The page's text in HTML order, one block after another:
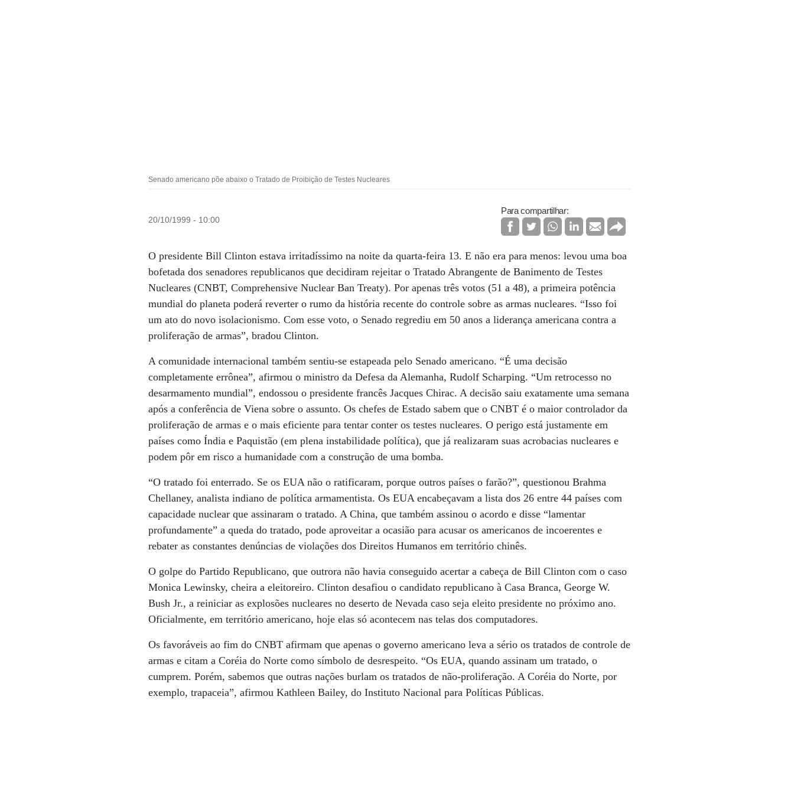
Senado americano põe abaixo o Tratado de Proibição de Testes Nucleares
20/10/1999 - 10:00
Para compartilhar:
O presidente Bill Clinton estava irritadíssimo na noite da quarta-feira 13. E não era para menos: levou uma boa
bofetada dos senadores republicanos que decidiram rejeitar o Tratado Abrangente de Banimento de Testes
Nucleares (CNBT, Comprehensive Nuclear Ban Treaty). Por apenas três votos (51 a 48), a primeira potência
mundial do planeta poderá reverter o rumo da história recente do controle sobre as armas nucleares. “Isso foi
um ato do novo isolacionismo. Com esse voto, o Senado regrediu em 50 anos a liderança americana contra a
proliferação de armas”, bradou Clinton.
A comunidade internacional também sentiu-se estapeada pelo Senado americano. “É uma decisão
completamente errônea”, afirmou o ministro da Defesa da Alemanha, Rudolf Scharping. “Um retrocesso no
desarmamento mundial”, endossou o presidente francês Jacques Chirac. A decisão saiu exatamente uma semana
após a conferência de Viena sobre o assunto. Os chefes de Estado sabem que o CNBT é o maior controlador da
proliferação de armas e o mais eficiente para tentar conter os testes nucleares. O perigo está justamente em
países como Índia e Paquistão (em plena instabilidade política), que já realizaram suas acrobacias nucleares e
podem pôr em risco a humanidade com a construção de uma bomba.
“O tratado foi enterrado. Se os EUA não o ratificaram, porque outros países o farão?”, questionou Brahma
Chellaney, analista indiano de política armamentista. Os EUA encabeçavam a lista dos 26 entre 44 países com
capacidade nuclear que assinaram o tratado. A China, que também assinou o acordo e disse “lamentar
profundamente” a queda do tratado, pode aproveitar a ocasião para acusar os americanos de incoerentes e
rebater as constantes denúncias de violações dos Direitos Humanos em território chinês.
O golpe do Partido Republicano, que outrora não havia conseguido acertar a cabeça de Bill Clinton com o caso
Monica Lewinsky, cheira a eleitoreiro. Clinton desafiou o candidato republicano à Casa Branca, George W.
Bush Jr., a reiniciar as explosões nucleares no deserto de Nevada caso seja eleito presidente no próximo ano.
Oficialmente, em território americano, hoje elas só acontecem nas telas dos computadores.
Os favoráveis ao fim do CNBT afirmam que apenas o governo americano leva a sério os tratados de controle de
armas e citam a Coréia do Norte como símbolo de desrespeito. “Os EUA, quando assinam um tratado, o
cumprem. Porém, sabemos que outras nações burlam os tratados de não-proliferação. A Coréia do Norte, por
exemplo, trapaceia”, afirmou Kathleen Bailey, do Instituto Nacional para Políticas Públicas.